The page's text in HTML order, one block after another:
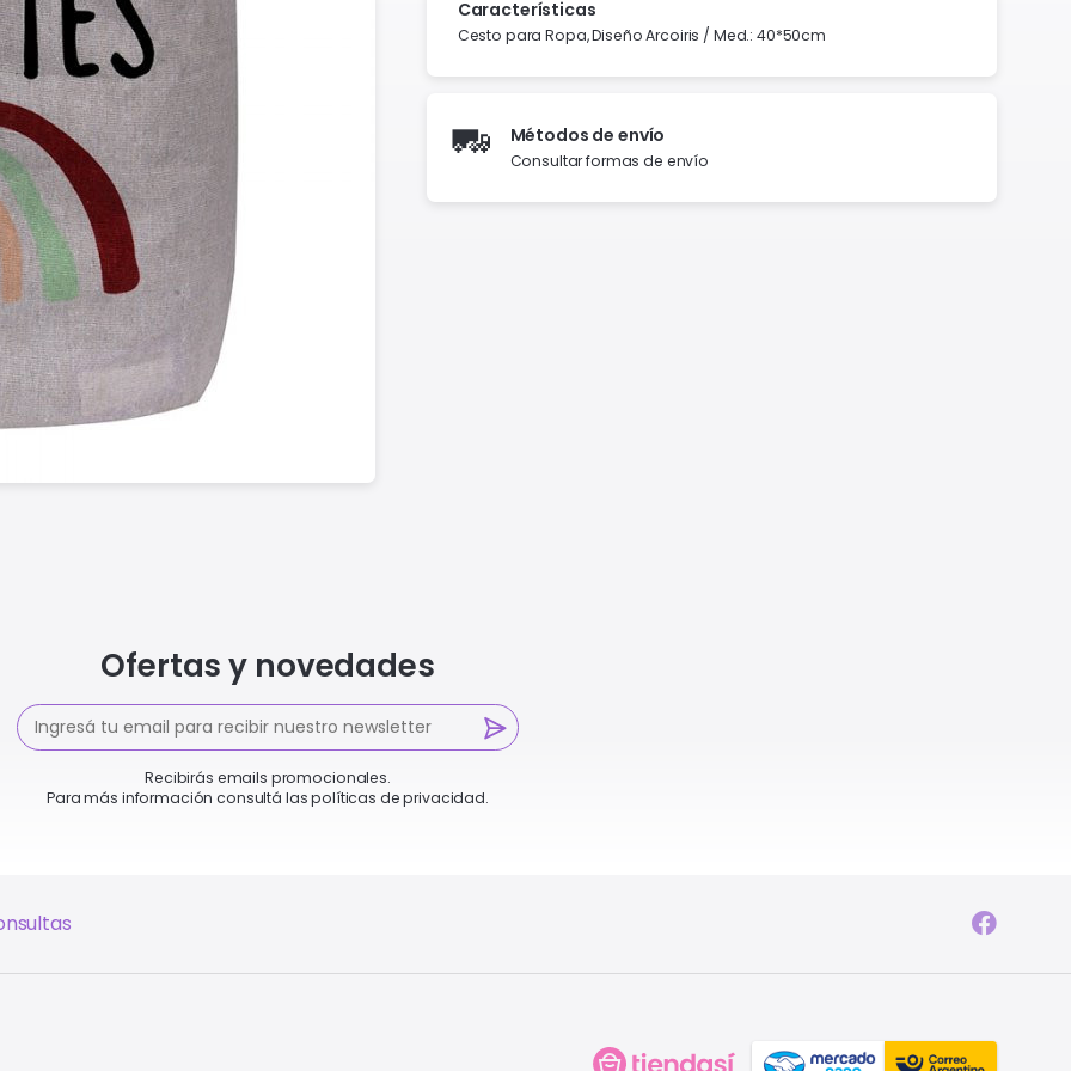
Características
Cesto para Ropa, Diseño Arcoiris / Med.: 40*50cm
🚛 Métodos de envío
Consultar formas de envío
Ofertas y novedades
Recibirás emails promocionales.
Para más información consultá las políticas de privacidad.